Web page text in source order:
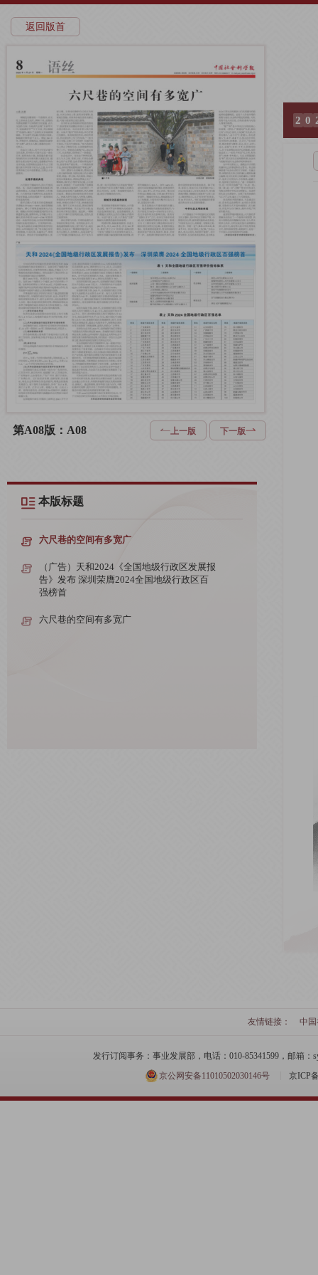
返回版首
第A08版：A08 上一版 下一版
本版标题
六尺巷的空间有多宽广
（广告）天和2024《全国地级行政区发展报
告》发布 深圳荣膺2024全国地级行政区百
强榜首
六尺巷的空间有多宽广
2 0
友情链接： 中
发行订阅事务：事业发展部，电话：010-85341599，邮箱：
京公网安备11010502030146号
京ICP